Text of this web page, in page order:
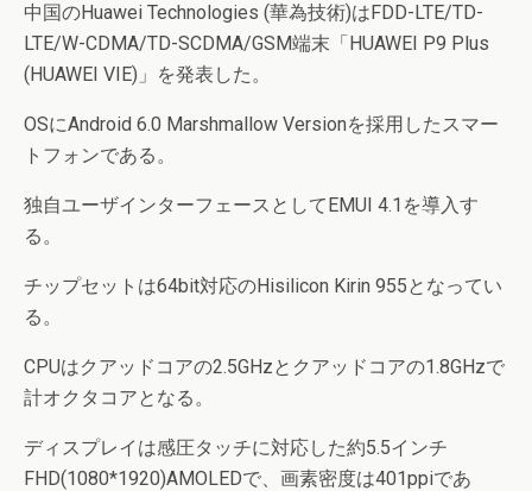
中国のHuawei Technologies (華為技術)はFDD-LTE/TD-
LTE/W-CDMA/TD-SCDMA/GSM端末「HUAWEI P9 Plus
(HUAWEI VIE)」を発表した。
OSにAndroid 6.0 Marshmallow Versionを採用したスマー
トフォンである。
独自ユーザインターフェースとしてEMUI 4.1を導入す
る。
チップセットは64bit対応のHisilicon Kirin 955となってい
る。
CPUはクアッドコアの2.5GHzとクアッドコアの1.8GHzで
計オクタコアとなる。
ディスプレイは感圧タッチに対応した約5.5インチ
FHD(1080*1920)AMOLEDで、画素密度は401ppiであ